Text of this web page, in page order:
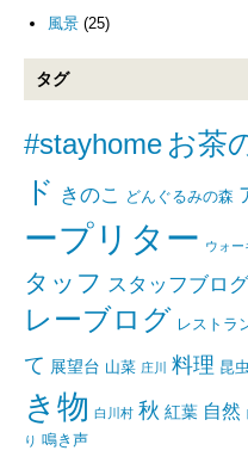
風景 (25)
タグ
#stayhome お茶
ド きのこ どんぐるみの森
ープリター ウォー
タッフ スタッフブログ
レーブログ レストラ
て 展望台 山菜 庄川 料理 昆虫
き物 白川村 秋 紅葉 自然
り 鳴き声